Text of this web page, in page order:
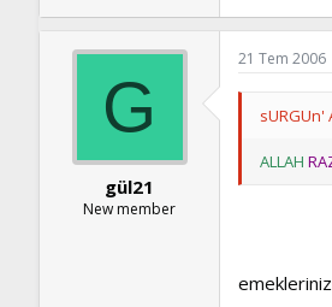
G
gül21
New member
21 Tem 2006
sURGUn'
ALLAH